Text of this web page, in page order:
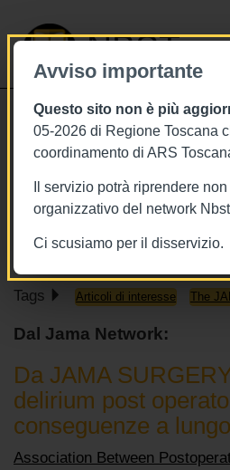
Avviso importante
Questo sito non è più
05-2026 di Regione Toscana
coordinamento di ARS
Il servizio potrà riprendere
organizzativo del network
Ci scusiamo per il disservizio.
NBST
19 gennaio 2019 -
Network
Tags Articoli di interesse The
Dal Jama Network:
Da JAMA
delirium post
conseguenze a
Association Between